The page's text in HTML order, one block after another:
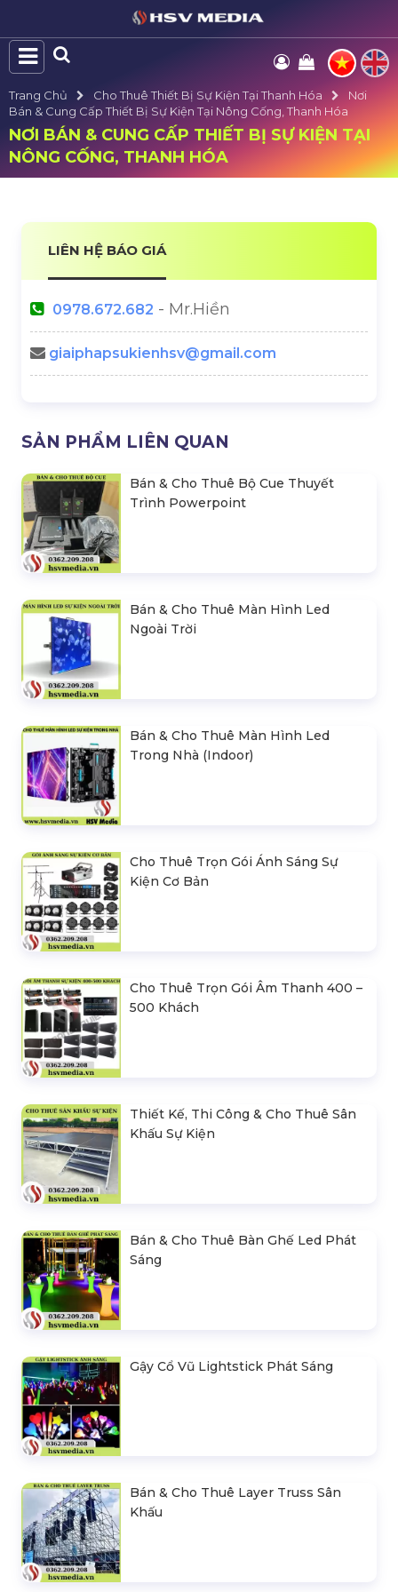
Trang Chủ Cho Thuê Thiết Bị Sự Kiện Tại Thanh Hóa
Nơi
Bán & Cung Cấp Thiết Bị Sự Kiện Tại Nông Cống, Thanh Hóa
NƠI BÁN & CUNG CẤP THIẾT BỊ SỰ KIỆN TẠI
NÔNG CỐNG, THANH HÓA
LIÊN HỆ BÁO GIÁ
0978.672.682 - Mr.Hiền
giaiphapsukienhsv@gmail.com
SẢN PHẨM LIÊN QUAN
Bán & Cho Thuê Bộ Cue Thuyết
Trình Powerpoint
Bán & Cho Thuê Màn Hình Led
Ngoài Trời
Bán & Cho Thuê Màn Hình Led
Trong Nhà (Indoor)
Cho Thuê Trọn Gói Ánh Sáng Sự
Kiện Cơ Bản
Cho Thuê Trọn Gói Âm Thanh 400 –
500 Khách
Thiết Kế, Thi Công & Cho Thuê Sân
Khấu Sự Kiện
Bán & Cho Thuê Bàn Ghế Led Phát
Sáng
Gậy Cổ Vũ Lightstick Phát Sáng
Bán & Cho Thuê Layer Truss Sân
Khấu